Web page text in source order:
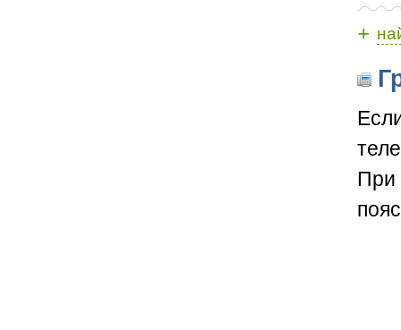
+
При